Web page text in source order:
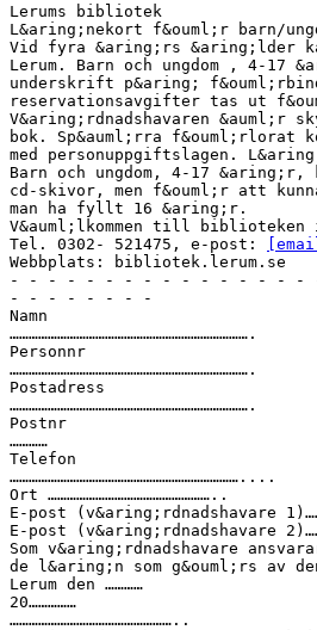
Lerums bibliotek
L&aring;nekort f&ouml;r barn/
Vid fyra &aring;rs &aring;lder
Lerum. Barn och ungdom , 4-17
underskrift p&aring;
reservationsavgifter tas ut
V&aring;rdnadshavaren &auml;r
bok. Sp&auml;rra f&ouml;rlorat
med personuppgiftslagen.
Barn och ungdom, 4-17
cd-skivor, men f&ouml;r att
man ha fyllt 16 &aring;r.
V&auml;lkommen till biblioteken
Tel. 0302- 521475, e-post:
Webbplats: bibliotek.lerum.se
- - - - - - - - - - - - - - - - - -
- - - - - - - -
Namn
………………………………………………………………….
Personnr
………………………………………………………………….
Postadress
………………………………………………………………….
Postnr
…………
Telefon
………………………………………………………………....
Ort ……………………………………………..
E-post (v&aring;rdnadshavare
E-post (v&aring;rdnadshavare
Som v&aring;rdnadshavare
de l&aring;n som g&ouml;rs av
Lerum den …………
20……………
……………………………………………..